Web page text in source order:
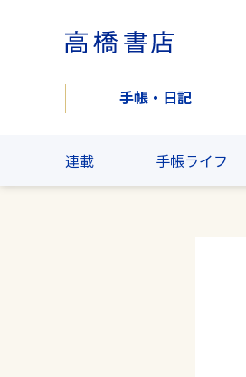
手帳・日記
連載 手帳ライフ